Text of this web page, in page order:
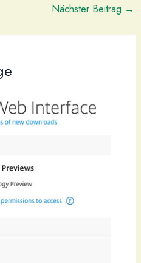
Nächster Beitrag →